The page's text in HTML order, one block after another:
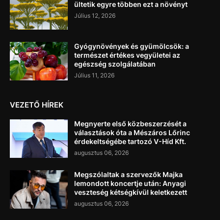
ültetik egyre többen ezt a növényt
Július 12, 2026
Gyógynövények és gyümölcsök: a
természet értékes vegyületei az
egészség szolgálatában
Július 11, 2026
VEZETŐ HÍREK
Megnyerte első közbeszerzését a
választások óta a Mészáros Lőrinc
érdekeltségébe tartozó V-Híd Kft.
augusztus 06, 2026
Megszólaltak a szervezők Majka
lemondott koncertje után: Anyagi
veszteség kétségkívül keletkezett
augusztus 06, 2026